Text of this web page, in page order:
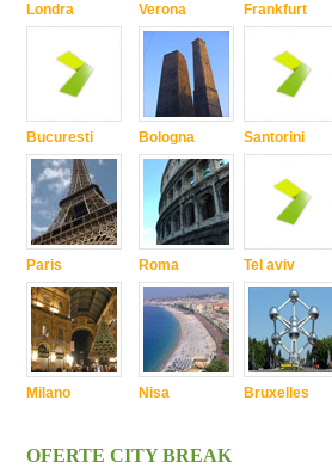
Londra
Bucuresti
Paris
Milano
Verona
Bologna
Roma
Nisa
Frankfurt
Santorini
Tel aviv
Bruxelles
OFERTE CITY BREAK